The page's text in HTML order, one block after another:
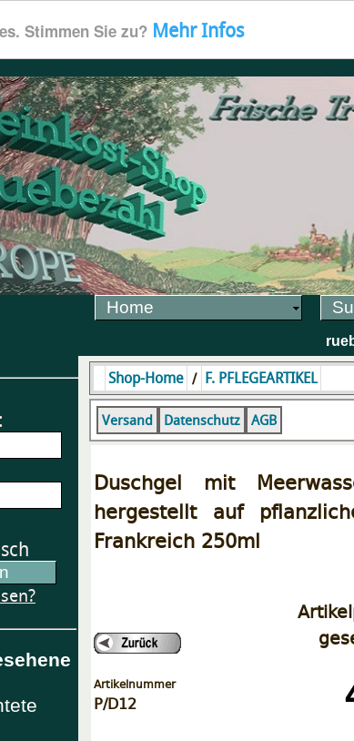
Stimmen Sie zu? Mehr Infos
Home
Shop-Home / F. PFLEGEARTIKEL
Versand Datenschutz AGB
Duschgel mit
hergestellt auf
Frankreich 250ml
Artikelnummer
P/D12